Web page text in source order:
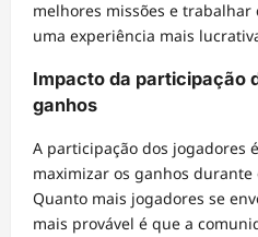
melhores missões e trabalhar
uma experiência mais
Impacto da participação
ganhos
A participação dos jogadores
maximizar os ganhos durante
Quanto mais jogadores se
mais provável é que a